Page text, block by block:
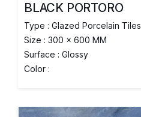
BLACK PORTORO
Type : Glazed Porcelain Tiles
Size : 300 x 600 MM
Surface : Glossy
Color :